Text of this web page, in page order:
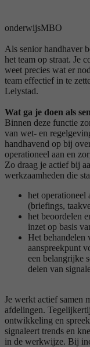
onderwijsMBO
Als senior handhaver
het team op straat. Je
weet precies wat er
team effectief in te
Lelystad.
Wat ga je doen als
Binnen deze functie
van wet- en
handhavend op bij
operationeel aan en
Zo draag je actief bij
werkzaamheden die
het operationeel
(briefings,
het beoordelen
inzet op basis
Het behandelen
aanspreekpunt
een belangrijke
delen van
Je werkt actief samen
afdelingen.
ontwikkeling en
signaleert trends en
in de werkwijze. Bij